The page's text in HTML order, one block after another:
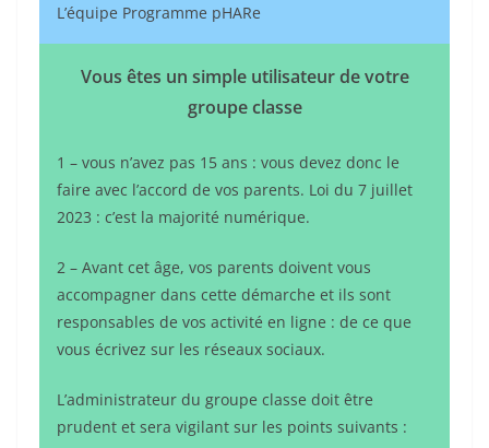
L’équipe Programme pHARe
Vous êtes un simple utilisateur de votre
groupe classe
1 – vous n’avez pas 15 ans : vous devez donc le
faire avec l’accord de vos parents. Loi du 7 juillet
2023 : c’est la majorité numérique.
2 – Avant cet âge, vos parents doivent vous
accompagner dans cette démarche et ils sont
responsables de vos activité en ligne : de ce que
vous écrivez sur les réseaux sociaux.
L’administrateur du groupe classe doit être
prudent et sera vigilant sur les points suivants :